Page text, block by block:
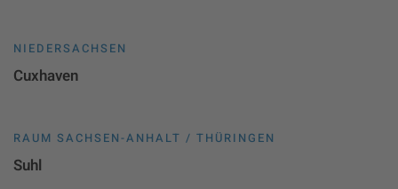
NIEDERSACHSEN
Cuxhaven
RAUM SACHSEN-ANHALT / THÜRINGEN
Suhl